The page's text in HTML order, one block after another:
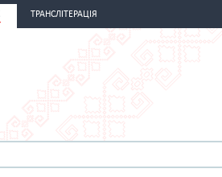
ТРАНСЛІТЕРАЦІЯ